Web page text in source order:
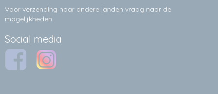
Voor verzending naar andere landen vraag naar de
mogelijkheden.
Social media